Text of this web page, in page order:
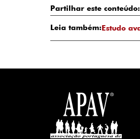
Partilhar este conteúdo:
Leia também:Estudo